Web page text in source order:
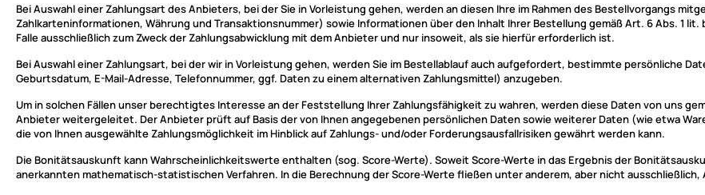
Bei Auswahl einer Zahlungsart des Anbieters, bei der Sie in Vorleistung gehen, werden an diesen Ihre im Rahmen des Bestellvorgangs
Zahlkarteninformationen, Währung und Transaktionsnummer) sowie Informationen über den Inhalt Ihrer Bestellung gemäß Art. 6 Abs. 1
Falle ausschließlich zum Zweck der Zahlungsabwicklung mit dem Anbieter und nur insoweit, als sie hierfür erforderlich ist.
Bei Auswahl einer Zahlungsart, bei der wir in Vorleistung gehen, werden Sie im Bestellablauf auch aufgefordert, bestimmte persönliche
Geburtsdatum, E-Mail-Adresse, Telefonnummer, ggf. Daten zu einem alternativen Zahlungsmittel) anzugeben.
Um in solchen Fällen unser berechtigtes Interesse an der Feststellung Ihrer Zahlungsfähigkeit zu wahren, werden diese Daten von uns
Anbieter weitergeleitet. Der Anbieter prüft auf Basis der von Ihnen angegebenen persönlichen Daten sowie weiterer Daten (wie etwa
die von Ihnen ausgewählte Zahlungsmöglichkeit im Hinblick auf Zahlungs- und/oder Forderungsausfallrisiken gewährt werden kann.
Die Bonitätsauskunft kann Wahrscheinlichkeitswerte enthalten (sog. Score-Werte). Soweit Score-Werte in das Ergebnis der
anerkannten mathematisch-statistischen Verfahren. In die Berechnung der Score-Werte fließen unter anderem, aber nicht